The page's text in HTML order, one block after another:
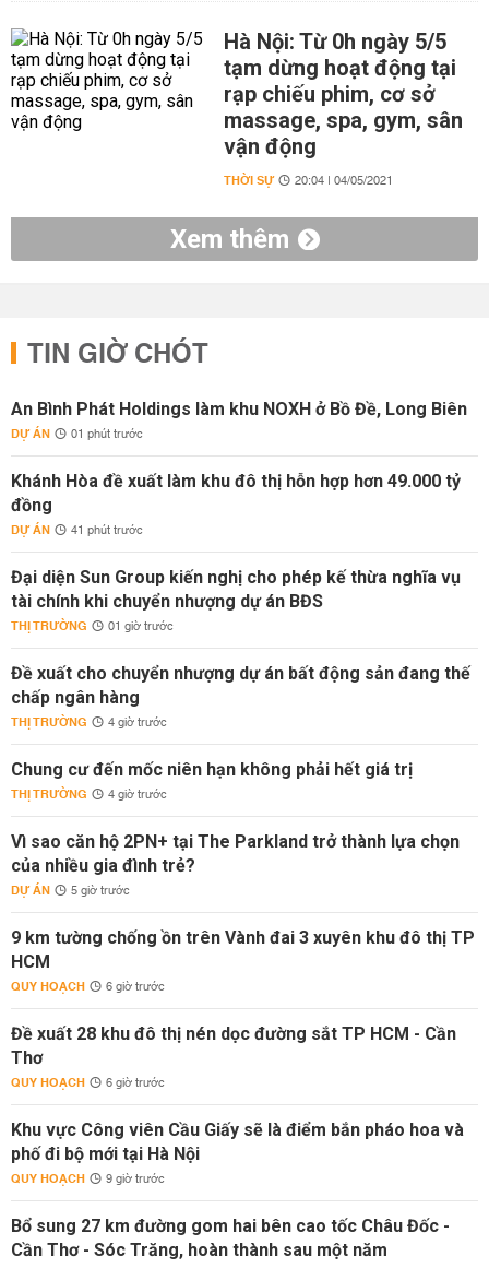
Hà Nội: Từ 0h ngày 5/5
tạm dừng hoạt động tại
rạp chiếu phim, cơ sở
massage, spa, gym, sân
vận động
THỜI SỰ 20:04 | 04/05/2021
Xem thêm
TIN GIỜ CHÓT
An Bình Phát Holdings làm khu NOXH ở Bồ Đề, Long Biên
DỰ ÁN 01 phút trước
Khánh Hòa đề xuất làm khu đô thị hỗn hợp hơn 49.000 tỷ
đồng
DỰ ÁN 41 phút trước
Đại diện Sun Group kiến nghị cho phép kế thừa nghĩa vụ
tài chính khi chuyển nhượng dự án BĐS
THỊ TRƯỜNG 01 giờ trước
Đề xuất cho chuyển nhượng dự án bất động sản đang thế
chấp ngân hàng
THỊ TRƯỜNG 4 giờ trước
Chung cư đến mốc niên hạn không phải hết giá trị
THỊ TRƯỜNG 4 giờ trước
Vì sao căn hộ 2PN+ tại The Parkland trở thành lựa chọn
của nhiều gia đình trẻ?
DỰ ÁN 5 giờ trước
9 km tường chống ồn trên Vành đai 3 xuyên khu đô thị TP
HCM
QUY HOẠCH 6 giờ trước
Đề xuất 28 khu đô thị nén dọc đường sắt TP HCM - Cần
Thơ
QUY HOẠCH 6 giờ trước
Khu vực Công viên Cầu Giấy sẽ là điểm bắn pháo hoa và
phố đi bộ mới tại Hà Nội
QUY HOẠCH 9 giờ trước
Bổ sung 27 km đường gom hai bên cao tốc Châu Đốc -
Cần Thơ - Sóc Trăng, hoàn thành sau một năm